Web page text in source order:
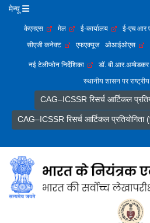
मेन्यू
केएमएस मेल ई-कार्यालय ई-एच आर
सीएजी कनेक्ट
एफएक्यूज ओआईओएस
नई टेलीफोन निर्देशिका डॉ. बी.आर.अम्बेडकर
स्थानीय शासन पर
CAG–ICSSR रिसर्च आर्टिकल
CAG–ICSSR रिसर्च आर्टिकल